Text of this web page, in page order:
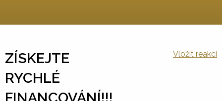
ZÍSKEJTE
RYCHLÉ
FINANCOVÁNÍ!!!
Vložit reakci